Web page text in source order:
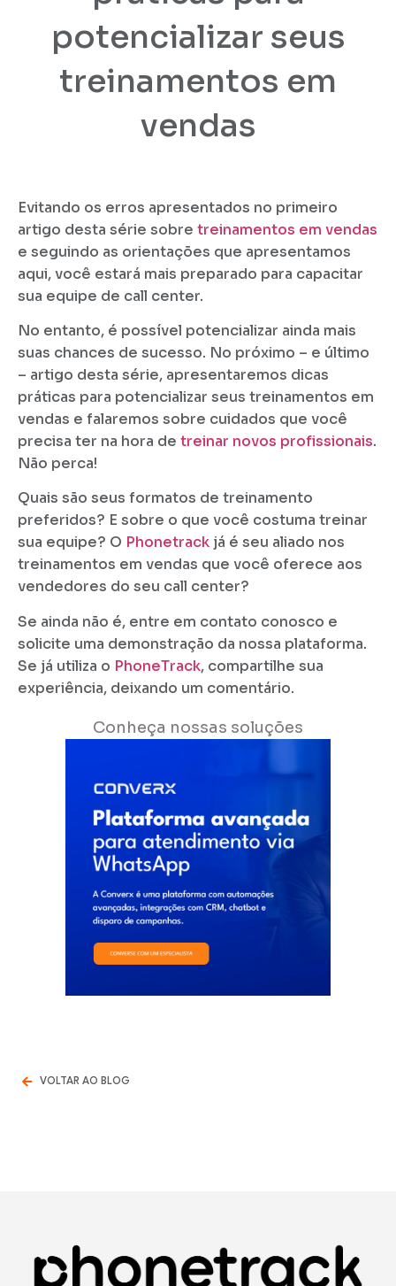
potencializar seus
treinamentos em
vendas
Evitando os erros apresentados no primeiro
artigo desta série sobre treinamentos em vendas
e seguindo as orientações que apresentamos
aqui, você estará mais preparado para capacitar
sua equipe de call center.
No entanto, é possível potencializar ainda mais
suas chances de sucesso. No próximo – e último
– artigo desta série, apresentaremos dicas
práticas para potencializar seus treinamentos em
vendas e falaremos sobre cuidados que você
precisa ter na hora de treinar novos profissionais.
Não perca!
Quais são seus formatos de treinamento
preferidos? E sobre o que você costuma treinar
sua equipe? O Phonetrack já é seu aliado nos
treinamentos em vendas que você oferece aos
vendedores do seu call center?
Se ainda não é, entre em contato conosco e
solicite uma demonstração da nossa plataforma.
Se já utiliza o PhoneTrack, compartilhe sua
experiência, deixando um comentário.
Conheça nossas soluções
VOLTAR AO BLOG